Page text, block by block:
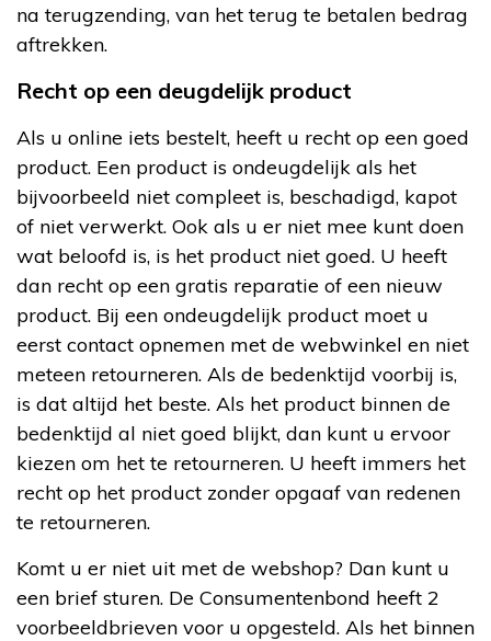
na terugzending, van het terug te betalen bedrag
aftrekken.
Recht op een deugdelijk product
Als u online iets bestelt, heeft u recht op een goed
product. Een product is ondeugdelijk als het
bijvoorbeeld niet compleet is, beschadigd, kapot
of niet verwerkt. Ook als u er niet mee kunt doen
wat beloofd is, is het product niet goed. U heeft
dan recht op een gratis reparatie of een nieuw
product. Bij een ondeugdelijk product moet u
eerst contact opnemen met de webwinkel en niet
meteen retourneren. Als de bedenktijd voorbij is,
is dat altijd het beste. Als het product binnen de
bedenktijd al niet goed blijkt, dan kunt u ervoor
kiezen om het te retourneren. U heeft immers het
recht op het product zonder opgaaf van redenen
te retourneren.
Komt u er niet uit met de webshop? Dan kunt u
een brief sturen. De Consumentenbond heeft 2
voorbeeldbrieven voor u opgesteld. Als het binnen